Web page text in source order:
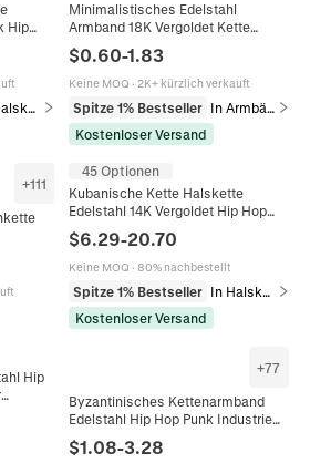
Hip
In Halsketten
Minimalistisches Edelstahl
Armband 18K Vergoldet Kette
Damen Herren Unisex Vielseitiger
Modeschmuck Geschenk
Verstellbarer Schlangen Seil
Accessoire
$0.60-1.83
Keine MOQ · 2K+ kürzlich verkauft
Spitze 1% Bestseller
In Armbänder
Kostenloser Versand
+111
Herren
45 Optionen
Kubanische Kette Halskette
Edelstahl 14K Vergoldet Hip Hop
Schmuck Herren Mit Zirkon Kupfer
Verschluss
$6.29-20.70
Keine MOQ · 80% nachbestellt
Spitze 1% Bestseller
In Halsketten
Kostenloser Versand
Hip
+77
Byzantinisches Kettenarmband
Edelstahl Hip Hop Punk Industrie
Hummerverschluss
$1.08-3.28